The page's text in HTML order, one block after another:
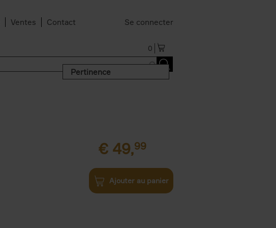
Ventes Contact Se connecter
0
Pertinence
€ 49,99
Ajouter au panier